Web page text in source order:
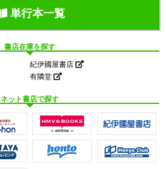
単行本一覧
書店在庫を探す
紀伊國屋書店
有隣堂
ネット書店で探す